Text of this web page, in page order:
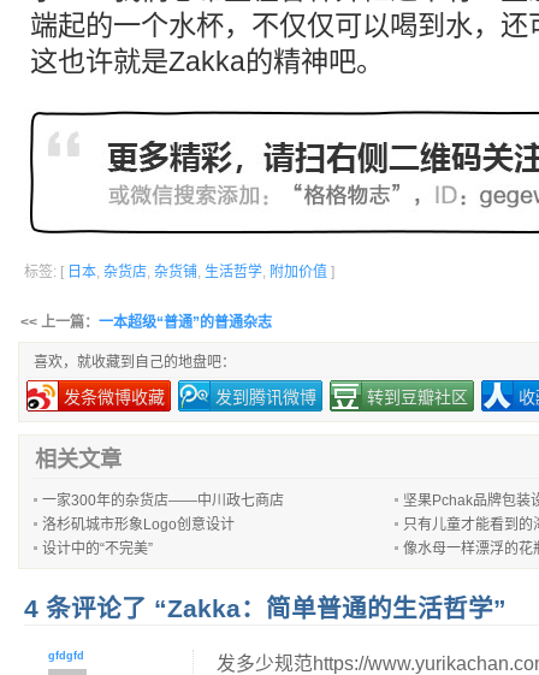
端起的一个水杯，不仅仅可以喝到水，
这也许就是Zakka的精神吧。
标签: [ 日本, 杂货店, 杂货铺, 生活哲学, 附加价值 ]
<< 上一篇： 一本超级“普通”的普通杂志
喜欢，就收藏到自己的地盘吧：
发条微博收藏 发到腾讯微博 转到豆瓣社区
相关文章
一家300年的杂货店——中川政七商店
坚果Pchak品牌包装
洛杉矶城市形象Logo创意设计
只有儿童才能看到的
设计中的“不完美”
像水母一样漂浮的花
4 条评论了 “Zakka：简单普通的生活哲学”
gfdgfd 发多少规范https://